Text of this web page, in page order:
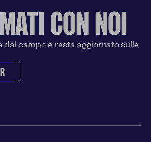
CON NOI
dal campo e resta aggiornato sulle